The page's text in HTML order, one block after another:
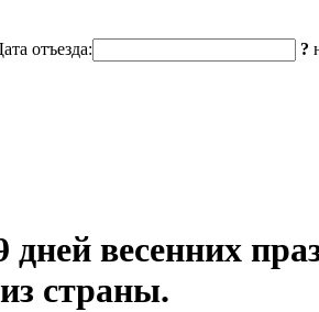
отъезда: ?
дней весенних
страны.